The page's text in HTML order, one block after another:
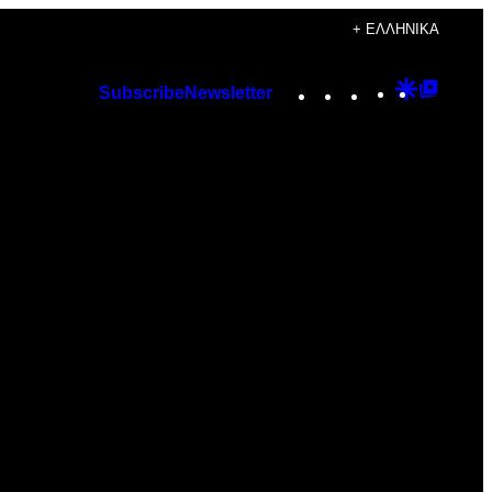
+ ΕΛΛΗΝΙΚΆ
SubscribeNewsletter Instagram
TikTok
YouTube
Google